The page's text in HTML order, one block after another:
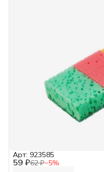
59 ₽62 ₽−5%
Арт: 923585